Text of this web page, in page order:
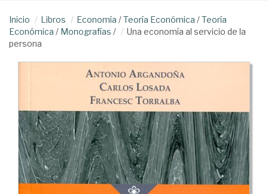
Inicio Libros Economía /Teoría Económica /Teoría
Económica / Monografías /
Una economía al servicio de la
persona